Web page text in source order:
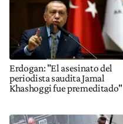
Erdogan: "El asesinato del
periodista saudita Jamal
Khashoggi fue premeditado"